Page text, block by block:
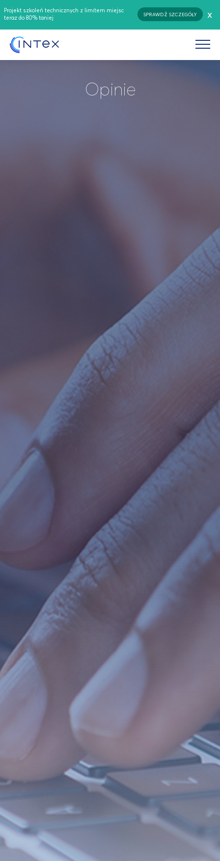
Projekt szkoleń technicznych z limitem miejsc
teraz do 80% taniej
SPRAWDŹ SZCZEGÓŁY x
Opinie